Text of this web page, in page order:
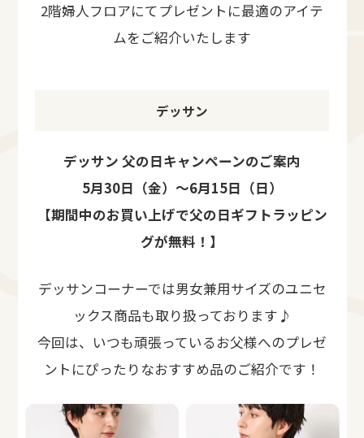
2階婦人フロアにてプレゼントに最適のアイテ
ムをご紹介いたします
デッサン
デッサン 父の日キャンペーンのご案内
5月30日（金）～6月15日（日）
【期間中のお買い上げで父の日ギフトラッピン
グが無料！ 】
デッサンコーナーでは男女兼用サイズのユニセ
ックス商品も取り扱っております♪
今回は、いつも頑張っているお父様へのプレゼ
ントにぴったりなおすすめ品のご紹介です！